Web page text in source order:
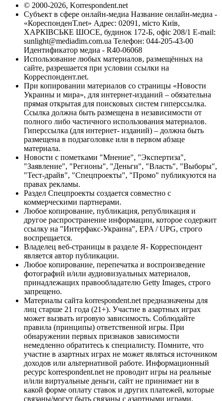
© 2000-2026, Korrespondent.net
Субъект в сфере онлайн-медиа Название онлайн-медиа -
«КореспонденТ.net» Адрес: 02091, місто Київ,
ХАРКІВСЬКЕ ШОСЕ, будинок 172-Б, офіс 208/1 E-mail:
sunlight@mediadim.com.ua Телефон: 044-205-43-00
Идентификатор медиа - R40-06068
Использование любых материалов, размещённых на
сайте, разрешается при условии ссылки на
Корреспондент.net.
При копировании материалов со страницы «Новости
Украины и мира», для интернет-изданий – обязательна
прямая открытая для поисковых систем гиперссылка.
Ссылка должна быть размещена в независимости от
полного либо частичного использования материалов.
Гиперссылка (для интернет- изданий) – должна быть
размещена в подзаголовке или в первом абзаце
материала.
Новости с пометками "Мнение", "Экспертиза",
"Заявление", "Регионы", "Деньги", "Власть", "Выборы",
"Тест-драйв", "Спецпроекты", "Промо" публикуются на
правах рекламы.
Раздел Спецпроекты создается совместно с
коммерческими партнерами.
Любое копирование, публикация, републикация и
другое распространение информации, которое содержит
ссылку на "Интерфакс-Украина", EPA / UPG, строго
воспрещается.
Владелец веб-страницы в разделе Я- Корреспондент
является автор публикации.
Любое копирование, перепечатка и воспроизведение
фотографий и/или аудиовизуальных материалов,
принадлежащих правообладателю Getty Images, строго
запрещено.
Материалы сайта korrespondent.net предназначены для
лиц старше 21 года (21+). Участие в азартных играх
может вызвать игровую зависимость. Соблюдайте
правила (принципы) ответственной игры. При
обнаружении первых признаков зависимости
немедленно обратитесь к специалисту. Помните, что
участие в азартных играх не может являться источником
доходов или альтернативой работе. Информационный
ресурс korrespondent.net не проводит игры на реальные
и/или виртуальные деньги, сайт не принимает ни в
какой форме оплату ставок и других платежей, которые
связаны/могут быть связаны с азартными играми,